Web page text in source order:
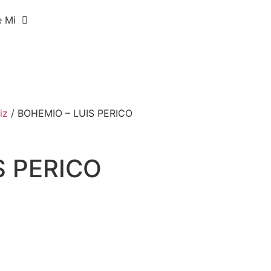
Mi
/ BOHEMIO – LUIS PERICO
PERICO